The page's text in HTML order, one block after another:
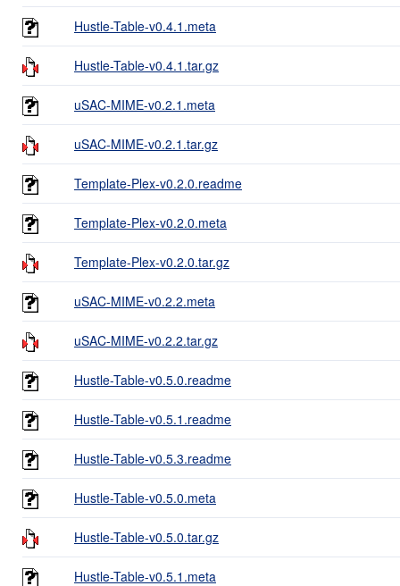
Hustle-Table-v0.4.1.meta
Hustle-Table-v0.4.1.tar.gz
uSAC-MIME-v0.2.1.meta
uSAC-MIME-v0.2.1.tar.gz
Template-Plex-v0.2.0.readme
Template-Plex-v0.2.0.meta
Template-Plex-v0.2.0.tar.gz
uSAC-MIME-v0.2.2.meta
uSAC-MIME-v0.2.2.tar.gz
Hustle-Table-v0.5.0.readme
Hustle-Table-v0.5.1.readme
Hustle-Table-v0.5.3.readme
Hustle-Table-v0.5.0.meta
Hustle-Table-v0.5.0.tar.gz
Hustle-Table-v0.5.1.meta